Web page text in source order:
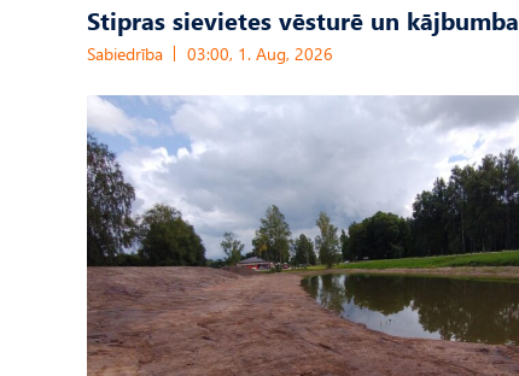
Stipras sievietes vēsturē un kājbumba
Sabiedrība 03:00, 1. Aug, 2026